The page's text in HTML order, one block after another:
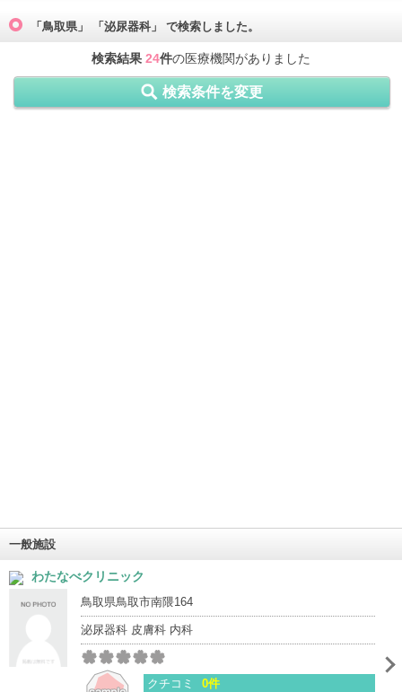
「鳥取県」 「泌尿器科」 で検索しました。
検索結果 24件の医療機関がありました
検索条件を変更
一般施設
わたなべクリニック
鳥取県鳥取市南隈164
泌尿器科 皮膚科 内科
クチコミ
0件